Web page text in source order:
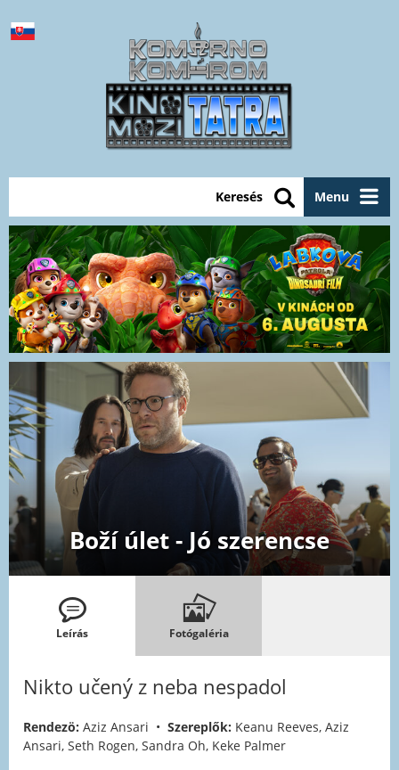
Menu
Keresés
Boží úlet - Jó szerencse
Leírás Fotógaléria
Nikto učený z neba nespadol
Rendezö: Aziz Ansari • Szereplők: Keanu Reeves, Aziz
Ansari, Seth Rogen, Sandra Oh, Keke Palmer